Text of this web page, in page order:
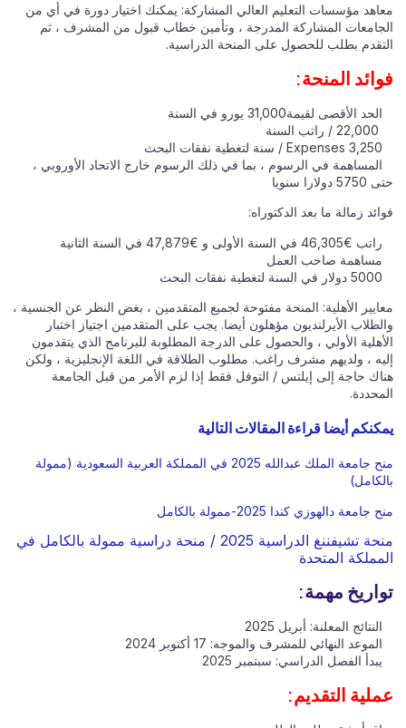
معاهد مؤسسات التعليم العالي المشاركة: يمكنك اختيار دورة في أي من
الجامعات المشاركة المدرجة ، وتأمين خطاب قبول من المشرف ، ثم
التقدم بطلب للحصول على المنحة الدراسية.
فوائد المنحة:
الحد الأقصى لقيمة31,000 يورو في السنة
المساهمة في الرسوم ، بما في ذلك الرسوم خارج الاتحاد الأوروبي ،
حتى 5750 دولارا سنويا
فوائد زمالة ما بعد الدكتوراه:
راتب €46,305 في السنة الأولى و €47,879 في السنة الثانية
مساهمة صاحب العمل
معايير الأهلية: المنحة مفتوحة لجميع المتقدمين ، بغض النظر عن الجنسية ،
والطلاب الأيرلنديون مؤهلون أيضا. يجب على المتقدمين اجتياز اختبار
الأهلية الأولي ، والحصول على الدرجة المطلوبة للبرنامج الذي يتقدمون
إليه ، ولديهم مشرف راغب. مطلوب الطلاقة في اللغة الإنجليزية ، ولكن
هناك حاجة إلى إيلتس / التوفل فقط إذا لزم الأمر من قبل الجامعة
المحددة.
يمكنكم أيضا قراءة المقالات التالية
منح جامعة الملك عبدالله 2025 في المملكة العربية السعودية (ممولة
بالكامل)
منح جامعة دالهوزي كندا 2025-ممولة بالكامل
منحة تشيفننغ الدراسية 2025 / منحة دراسية ممولة بالكامل في
المملكة المتحدة
تواريخ مهمة:
النتائج المعلنة: أبريل 2025
الموعد النهائي للمشرف والموجه: 17 أكتوبر 2024
يبدأ الفصل الدراسي: سبتمبر 2025
عملية التقديم: